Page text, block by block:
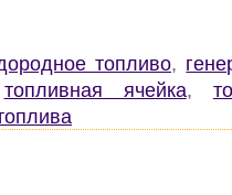
топливо,
топливная ячейка,